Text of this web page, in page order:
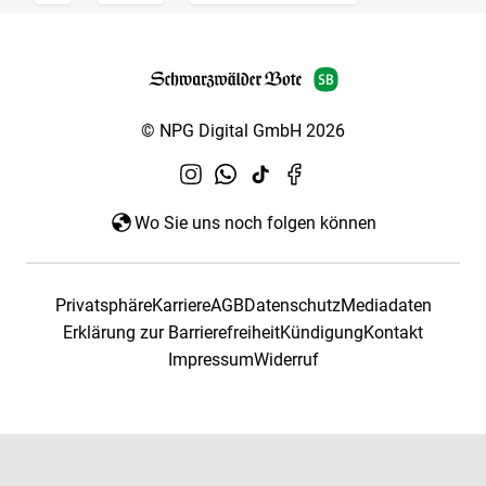
© NPG Digital GmbH 2026
Wo Sie uns noch folgen können
PrivatsphäreKarriereAGBDatenschutzMediadaten
Erklärung zur BarrierefreiheitKündigungKontakt
ImpressumWiderruf